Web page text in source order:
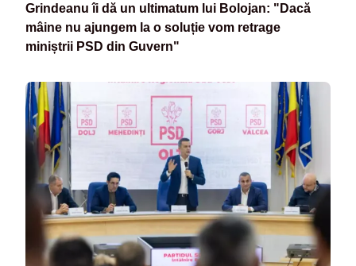
Grindeanu îi dă un ultimatum lui Bolojan: "Dacă
mâine nu ajungem la o soluție vom retrage
miniștrii PSD din Guvern"